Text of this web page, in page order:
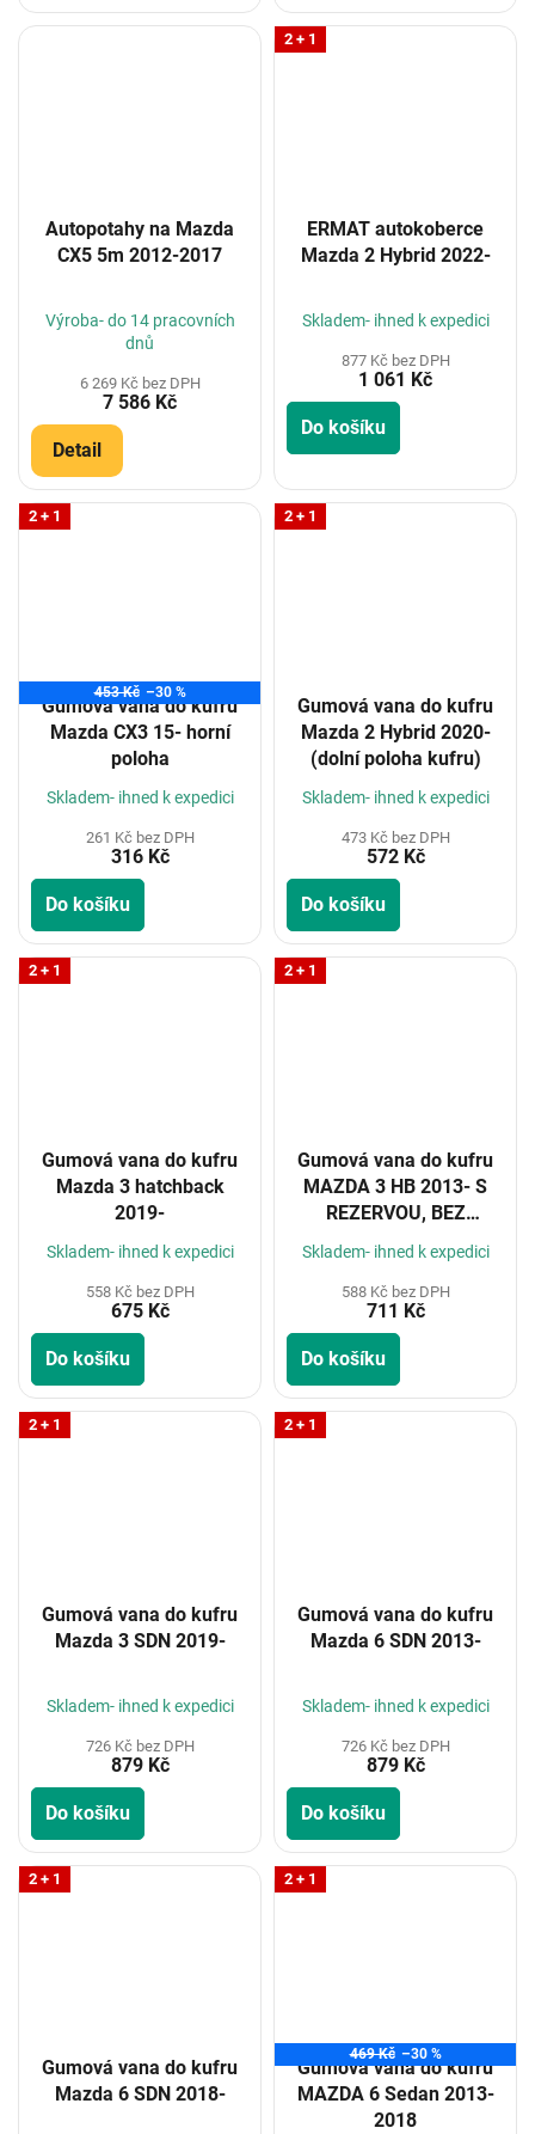
Autopotahy na Mazda
CX5 5m 2012-2017
Výroba- do 14 pracovních
dnů
6 269 Kč bez DPH
7 586 Kč
Detail
2 + 1
ERMAT autokoberce
Mazda 2 Hybrid 2022-
Skladem- ihned k expedici
877 Kč bez DPH
1 061 Kč
Do košíku
2 + 1
453 Kč –30 %
Gumová vana do kufru
Mazda CX3 15- horní
poloha
Skladem- ihned k expedici
261 Kč bez DPH
316 Kč
Do košíku
2 + 1
Gumová vana do kufru
Mazda 2 Hybrid 2020-
(dolní poloha kufru)
Skladem- ihned k expedici
473 Kč bez DPH
572 Kč
Do košíku
2 + 1
Gumová vana do kufru
Mazda 3 hatchback
2019-
Skladem- ihned k expedici
558 Kč bez DPH
675 Kč
Do košíku
2 + 1
Gumová vana do kufru
MAZDA 3 HB 2013- S
REZERVOU, BEZ
Skladem- ihned k expedici
588 Kč bez DPH
711 Kč
Do košíku
2 + 1
Gumová vana do kufru
Mazda 3 SDN 2019-
Skladem- ihned k expedici
726 Kč bez DPH
879 Kč
Do košíku
2 + 1
Gumová vana do kufru
Mazda 6 SDN 2013-
Skladem- ihned k expedici
726 Kč bez DPH
879 Kč
Do košíku
2 + 1
Gumová vana do kufru
Mazda 6 SDN 2018-
2 + 1
469 Kč –30 %
Gumová vana do kufru
MAZDA 6 Sedan 2013-
2018